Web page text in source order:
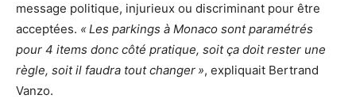
message politique, injurieux ou discriminant pour être
acceptées. « Les parkings à Monaco sont paramétrés
pour 4 items donc côté pratique, soit ça doit rester une
règle, soit il faudra tout changer », expliquait Bertrand
Vanzo.